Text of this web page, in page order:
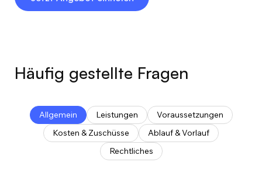
Allgemein Leistungen
Voraussetzungen
Kosten & Zuschüsse
Ablauf & Vorlauf
Rechtliches
Häufig gestellte Fragen